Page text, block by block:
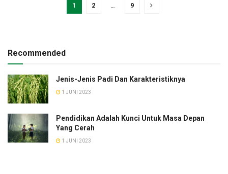
1 2 9
Recommended
Jenis-Jenis Padi Dan Karakteristiknya
1 JUNI 2023
Pendidikan Adalah Kunci Untuk Masa Depan
Yang Cerah
1 JUNI 2023